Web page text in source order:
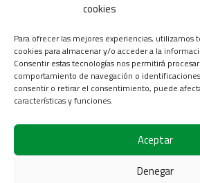
cookies
Para ofrecer las mejores experiencias, utilizamos
cookies para almacenar y/o acceder a la
Consentir estas tecnologías nos permitirá
comportamiento de navegación o
consentir o retirar el consentimiento, puede
características y funciones.
Aceptar
Denegar
F50-N18L-A3
Sobre nosotros
Descargar
Contacto
Login
Síganos en